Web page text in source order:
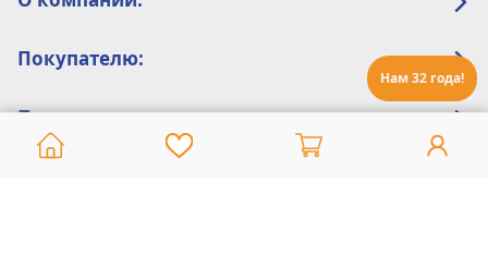
Нам 32 года!
Покупателю:
Помощь: